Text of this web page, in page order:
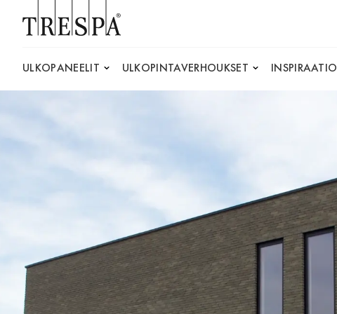
ULKOPANEELIT ULKOPINTAVERHOUKSET INSPIRAATIO